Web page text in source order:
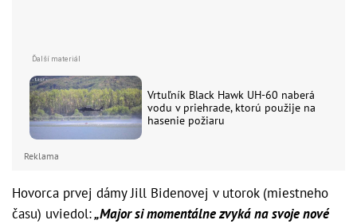
Vrtuľník Black Hawk UH-60 naberá
vodu v priehrade, ktorú použije na
hasenie požiaru
Reklama
Hovorca prvej dámy Jill Bidenovej v utorok (miestneho
času) uviedol:„Major si momentálne zvyká na svoje nové